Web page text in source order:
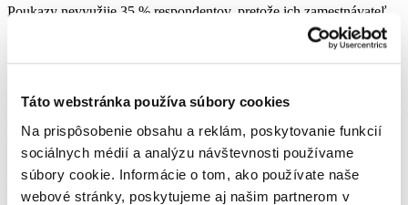
Táto webstránka používa súbory cookies
Na prispôsobenie obsahu a reklám, poskytovanie funkcií
sociálnych médií a analýzu návštevnosti používame
súbory cookie. Informácie o tom, ako používate naše
webové stránky, poskytujeme aj našim partnerom v
Poukazy nevyužije 35 % respondentov, pretože ich zamestnávateľ
takúto možnosť neponúka. O takúto formu podpory nemá záujem
10 % opýtaných. „Domnievame sa, že títo zamestnanci zrejme
uprednostňujú dovolenku v zahraničí,“ uviedol výkonný riaditeľ
Pre 58 % opýtaných sú rekreačné poukazy dobrou príležitosťou,
ako ušetriť pri nákladoch na dovolenku, 43 % respondentov sa
vyjadrilo, že je to dobrý nástroj na podporu cestovného ruchu na
Slovensku.
Príspevok vo výške 257 eur nie je dostatočný pre 15 %